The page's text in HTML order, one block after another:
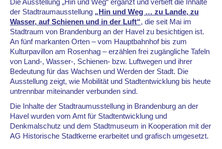
der Stadtraumausstellung „Hin und Weg … zu Lande, zu
Wasser, auf Schienen und in der Luft“, die seit Mai im
Stadtraum von Brandenburg an der Havel zu besichtigen ist.
An fünf markanten Orten – vom Hauptbahnhof bis zum
Kulturpavillon am Rosenhag – erzählen frei zugängliche Tafeln
von Land-, Wasser-, Schienen- bzw. Luftwegen und ihrer
Bedeutung für das Wachsen und Werden der Stadt. Die
Ausstellung zeigt, wie Mobilität und Stadtentwicklung bis heute
untrennbar miteinander verbunden sind.
Die Inhalte der Stadtraumusstellung in Brandenburg an der
Havel wurden vom Amt für Stadtentwicklung und
Denkmalschutz und dem Stadtmuseum in Kooperation mit der
AG Historische Stadtkerne erarbeitet und grafisch umgesetzt.